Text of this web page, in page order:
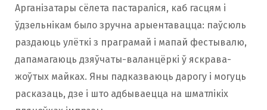
Арганізатары сёлета пастараліся, каб гасцям і
ўдзельнікам было зручна арыентавацца: паўсюль
раздаюць улёткі з праграмай і мапай фестывалю,
дапамагаюць дзяўчаты-валанцёркі ў яскрава-
жоўтых майках. Яны падказваюць дарогу і могуць
расказаць, дзе і што адбываецца на шматлікіх